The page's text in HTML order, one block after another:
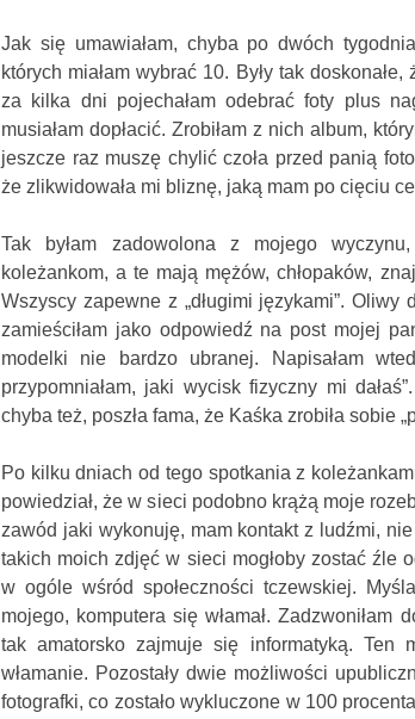
Jak się umawiałam, chyba po dwóch
których miałam wybrać 10. Były tak
za kilka dni pojechałam odebrać foty plus
musiałam dopłacić. Zrobiłam z nich album,
jeszcze raz muszę chylić czoła przed panią
że zlikwidowała mi bliznę, jaką mam po cięciu
Tak byłam zadowolona z mojego
koleżankom, a te mają mężów, chłopaków,
Wszyscy zapewne z „długimi językami”.
zamieściłam jako odpowiedź na post mojej
modelki nie bardzo ubranej. Napisałam
przypomniałam, jaki wycisk fizyczny mi
chyba też, poszła fama, że Kaśka zrobiła sobie
Po kilku dniach od tego spotkania z
powiedział, że w sieci podobno krążą moje
zawód jaki wykonuję, mam kontakt z ludźmi,
takich moich zdjęć w sieci mogłoby zostać źle
w ogóle wśród społeczności tczewskiej.
mojego, komputera się włamał.
tak amatorsko zajmuje się informatyką.
włamanie. Pozostały dwie możliwości
fotografki, co zostało wykluczone w 100